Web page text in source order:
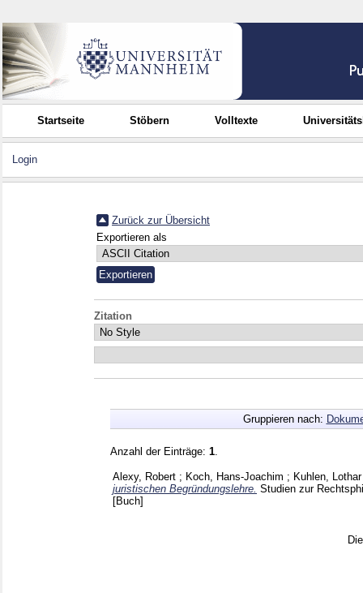
Startseite Stöbern Volltexte
Login
Zurück zur Übersicht
Exportieren als
Zitation
Gruppieren nach:
Anzahl der Einträge: 1
Alexy, Robert ; Koch, Hans-Joachim ; Kuhlen, Lothar
juristischen Begründungslehre. Studien zur
[Buch]